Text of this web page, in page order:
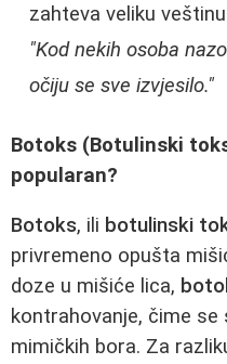
zahteva veliku
"Kod nekih osoba
očiju se sve izvjesilo."
Botoks (Botulinski
popularan?
Botoks, ili botulinski
privremeno opušta
doze u mišiće lica,
kontrahovanje, čime se
mimičkih bora. Za